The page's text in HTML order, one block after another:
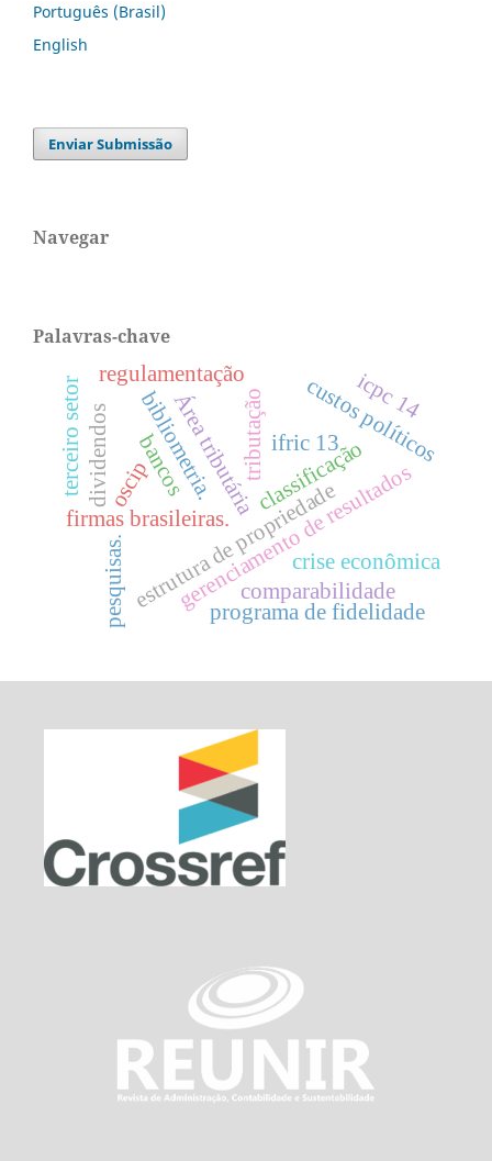
Português (Brasil)
English
Enviar Submissão
Navegar
Palavras-chave
classificação
Área tributária
tributação
gerenciamento de resultados
estrutura de propriedade
firmas brasileiras.
bibliometria.
bancos
crise econômica
regulamentação
pesquisas.
terceiro setor oscip
custos políticos
ifric 13
programa de fidelidade
comparabilidade
icpc 14
dividendos